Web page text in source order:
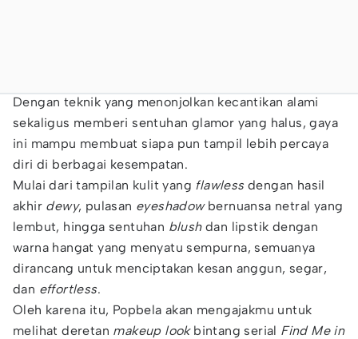
Dengan teknik yang menonjolkan kecantikan alami
sekaligus memberi sentuhan glamor yang halus, gaya
ini mampu membuat siapa pun tampil lebih percaya
diri di berbagai kesempatan.
Mulai dari tampilan kulit yang flawlessdengan hasil
akhir dewy, pulasan eyeshadowbernuansa netral yang
lembut, hingga sentuhan blushdan lipstik dengan
warna hangat yang menyatu sempurna, semuanya
dirancang untuk menciptakan kesan anggun, segar,
dan effortless.
Oleh karena itu, Popbela akan mengajakmu untuk
melihat deretan makeup lookbintang serial Find Me in